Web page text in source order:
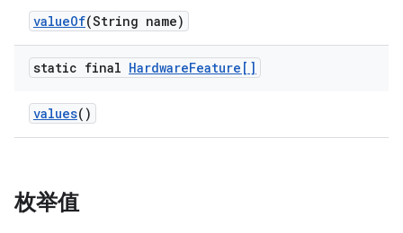
valueOf(String name)
static final HardwareFeature[]
values()
枚举值